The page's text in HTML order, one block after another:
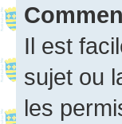
Il est
sujet ou
les